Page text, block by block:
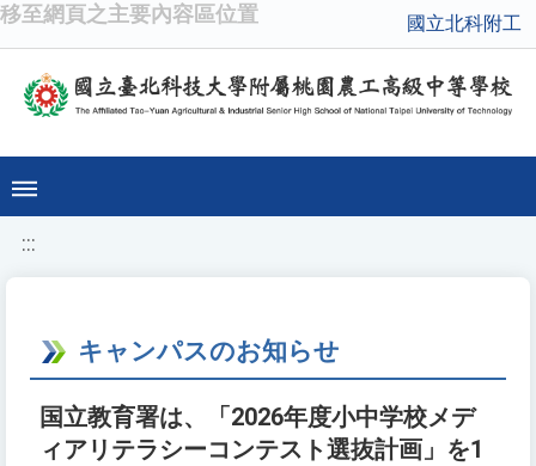
移至網頁之主要內容區位置 國立北科附工
:::
キャンパスのお知らせ
国立教育署は、「2026年度小中学校メデ
ィアリテラシーコンテスト選抜計画」を1